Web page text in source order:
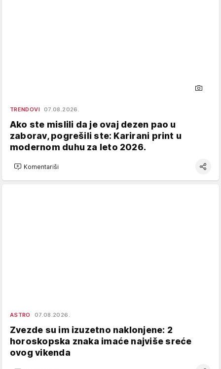
TRENDOVI 07.08.2026.
Ako ste mislili da je ovaj dezen pao u
zaborav, pogrešili ste: Karirani print u
modernom duhu za leto 2026.
Komentariši
ASTRO 07.08.2026.
Zvezde su im izuzetno naklonjene: 2
horoskopska znaka imaće najviše sreće
ovog vikenda